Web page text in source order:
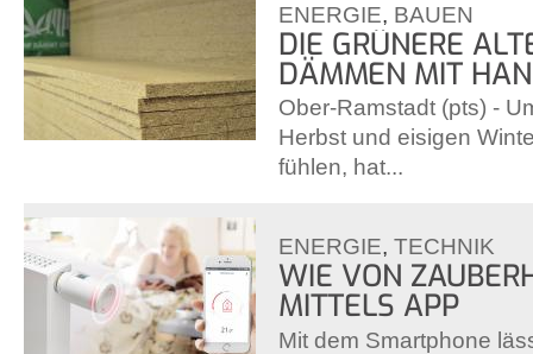
ENERGIE, BAUEN
DIE GRÜNERE
DÄMMEN MIT
Ober-Ramstadt (pts) -
Herbst und eisigen
fühlen, hat...
ENERGIE, TECHNIK
WIE VON
MITTELS APP
Mit dem Smartphone